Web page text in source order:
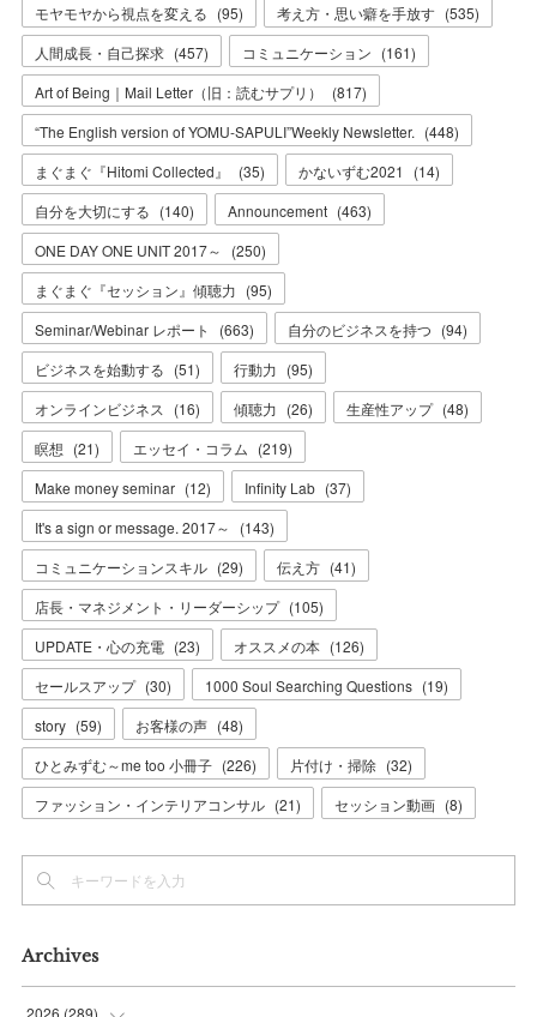
モヤモヤから視点を変える (95) 考え方・思い癖を手放す (535)
人間成長・自己探求 (457) コミュニケーション (161)
Art of Being｜Mail Letter（旧：読むサプリ）
(817)
“The English version of YOMU-SAPULI”Weekly Newsletter. (448)
まぐまぐ『Hitomi Collected』
(35) かないずむ2021 (14)
自分を大切にする (140) Announcement (463)
ONE DAY ONE UNIT 2017～
(250)
まぐまぐ『セッション』傾聴力 (95)
Seminar/Webinar レポート
(663) 自分のビジネスを持つ (94)
ビジネスを始動する (51) 行動力 (95)
オンラインビジネス
(16) 傾聴力 (26) 生産性アップ (48)
瞑想 (21) エッセイ・コラム (219)
Make money seminar (12) Infinity Lab (37)
It's a sign or message. 2017～
(143)
コミュニケーションスキル (29) 伝え方 (41)
店長・マネジメント・リーダーシップ (105)
UPDATE・心の充電 (23) オススメの本 (126)
セールスアップ (30) 1000 Soul Searching Questions (19)
story (59) お客様の声 (48)
ひとみずむ～me too 小冊子 (226) 片付け・掃除 (32)
ファッション・インテリアコンサル (21) セッション動画 (8)
Archives
2026 (289)